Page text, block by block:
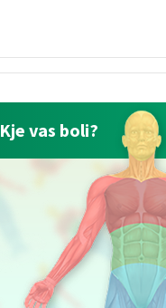
Kje vas boli?